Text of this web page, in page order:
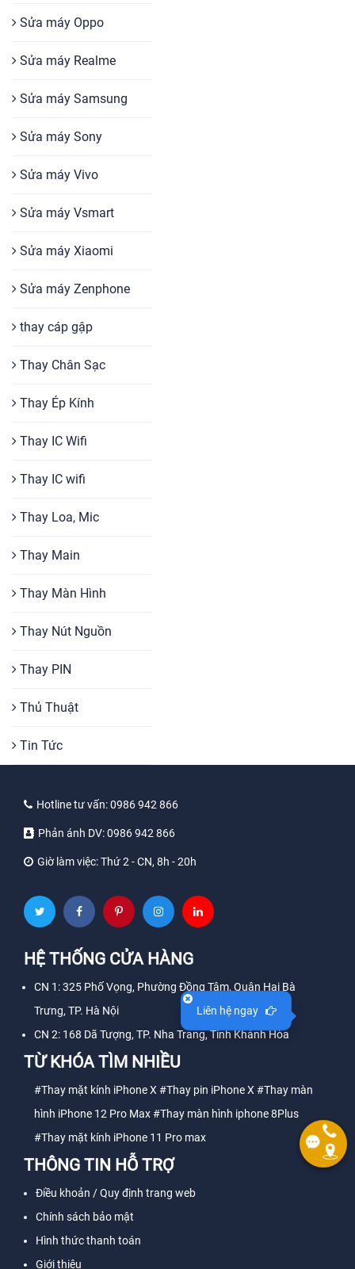
Sửa máy Oppo
Sửa máy Realme
Sửa máy Samsung
Sửa máy Sony
Sửa máy Vivo
Sửa máy Vsmart
Sửa máy Xiaomi
Sửa máy Zenphone
thay cáp gập
Thay Chân Sạc
Thay Ép Kính
Thay IC Wifi
Thay IC wifi
Thay Loa, Mic
Thay Main
Thay Màn Hình
Thay Nút Nguồn
Thay PIN
Thủ Thuật
Tin Tức
Hotline tư vấn:0986 942 866
Phản ánh DV:0986 942 866
Giờ làm việc:Thứ 2 - CN, 8h - 20h
HỆ THỐNG CỬA HÀNG
CN 1: 325 Phố Vọng, Phường Đồng Tâm, Quận Hai Bà
Trưng, TP. Hà Nội
CN 2: 168 Dã Tượng, TP. Nha Trang, Tỉnh Khánh Hòa
TỪ KHÓA TÌM NHIỀU
#Thay mặt kính iPhone X #Thay pin iPhone X #Thay màn
hình iPhone 12 Pro Max#Thay màn hình iphone 8Plus
#Thay mặt kính iPhone 11 Pro max
THÔNG TIN HỖ TRỢ
Điều khoản / Quy định trang web
Chính sách bảo mật
Hình thức thanh toán
Giới thiệu
Liên hệ ngay